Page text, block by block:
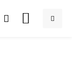
NÁKUPNÍ